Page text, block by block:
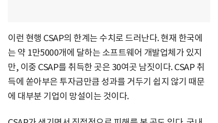
이런 현행 CSAP의 한계는 수치로 드러난다. 현재 한국에
는 약 1만5000개에 달하는 소프트웨어 개발업체가 있지
만, 이중 CSAP를 취득한 곳은 30여곳 남짓이다. CSAP 취
득에 쏟아부은 투자금만큼 성과를 거두기 쉽지 않기 때문
에 대부분 기업이 망설이는 것이다.